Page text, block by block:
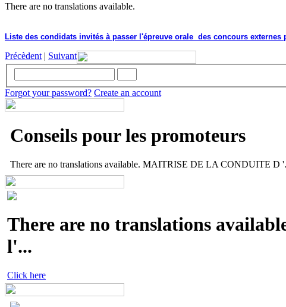
There are no translations available.
Liste des condidats invités à passer l'épreuve orale des concours
Précèdent | Suivant
Forgot your password? Create an account
Conseils pour les promoteurs
There are no translations available. MAITRISE DE LA CONDUITE D
There are no translations
l'...
Click here